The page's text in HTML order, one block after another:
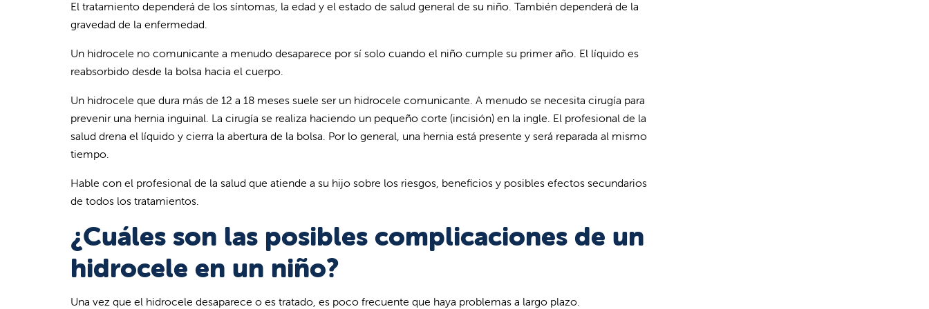
El tratamiento dependerá de los síntomas, la edad y el estado de salud general de su niño. También dependerá de la
gravedad de la enfermedad.
Un hidrocele no comunicante a menudo desaparece por sí solo cuando el niño cumple su primer año. El líquido es
reabsorbido desde la bolsa hacia el cuerpo.
Un hidrocele que dura más de 12 a 18 meses suele ser un hidrocele comunicante. A menudo se necesita cirugía para
prevenir una hernia inguinal. La cirugía se realiza haciendo un pequeño corte (incisión) en la ingle. El profesional de la
salud drena el líquido y cierra la abertura de la bolsa. Por lo general, una hernia está presente y será reparada al mismo
tiempo.
Hable con el profesional de la salud que atiende a su hijo sobre los riesgos, beneficios y posibles efectos secundarios
de todos los tratamientos.
¿Cuáles son las posibles complicaciones de un
hidrocele en un niño?
Una vez que el hidrocele desaparece o es tratado, es poco frecuente que haya problemas a largo plazo.